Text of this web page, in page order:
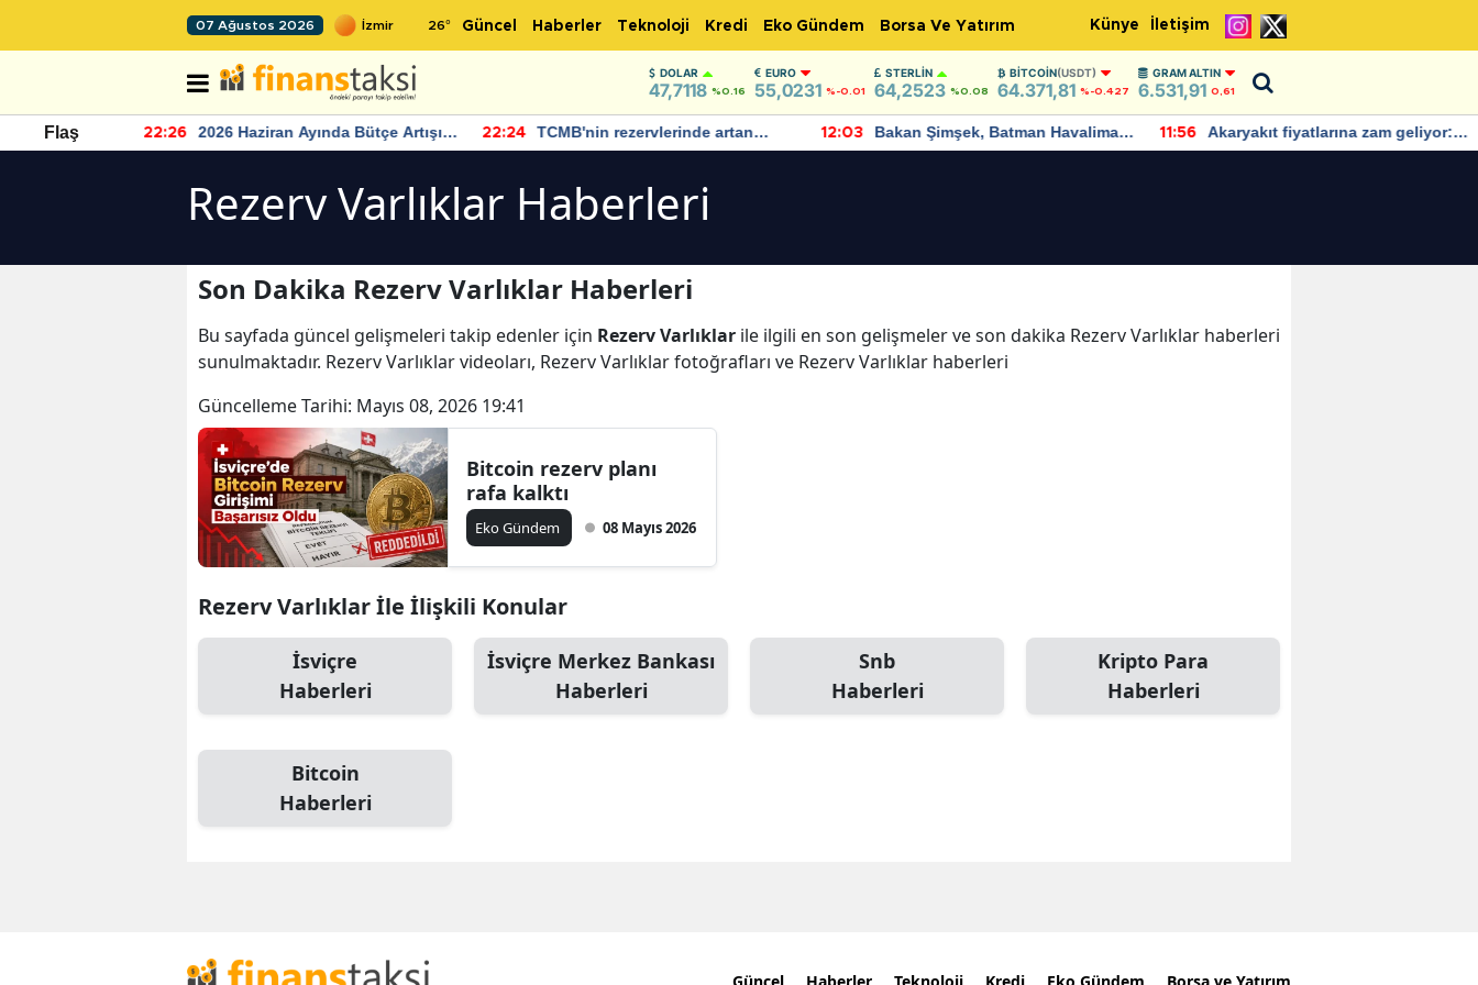
07 Ağustos 2026 26° Güncel Haberler Teknoloji Kredi Eko Gündem Borsa Ve Yatırım Künye İletişim
DOLAR
47,7118 %0.16
EURO
55,0231 %-0.01
STERLIN
64,2523 %0.08
BITCOIN(USDT)
64.371,81 %-0.427
GRAM ALTIN
6.531,91 0,61
Flaş 22:26
2026 Haziran Ayında Bütçe Artışı
Yaşandı
22:24
TCMB'nin rezervlerinde artan
momentum devam ediyor
12:03
Bakan Şimşek, Batman Havalimanı
için umut verici açıklamalarda
11:56
Akaryakıt fiyatlarına zam geliyor:
Yeni tarih açıklandı
Rezerv Varlıklar Haberleri
Son Dakika Rezerv Varlıklar Haberleri
Bu sayfada güncel gelişmeleri takip edenler için Rezerv Varlıklar ile ilgili en son gelişmeler ve son dakika Rezerv Varlıklar haberleri
sunulmaktadır. Rezerv Varlıklar videoları, Rezerv Varlıklar fotoğrafları ve Rezerv Varlıklar haberleri
Güncelleme Tarihi: Mayıs 08, 2026 19:41
Bitcoin rezerv planı
rafa kalktı
Eko Gündem 08 Mayıs 2026
Rezerv Varlıklar İle İlişkili Konular
İsviçre
Haberleri
İsviçre Merkez Bankası
Haberleri
Snb
Haberleri
Kripto Para
Haberleri
Bitcoin
Haberleri